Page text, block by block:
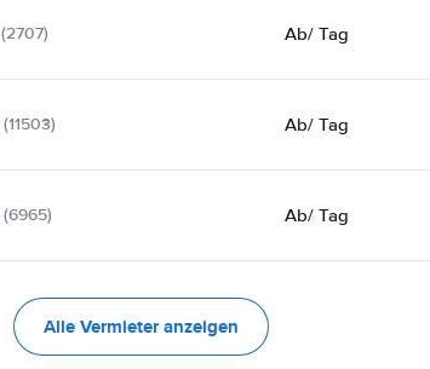
(2707) Ab/ Tag
(11503) Ab/ Tag
(6965) Ab/ Tag
Alle Vermieter anzeigen